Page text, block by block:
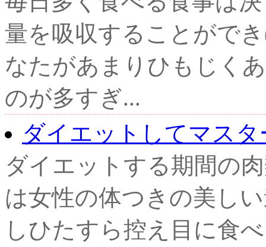
量を吸収することがで
なたがあまりひもじく
のが多すぎ...
ダイエットしてマス
ダイエットする期間の
は女性の体つきの美し
しひたすら控え目に食